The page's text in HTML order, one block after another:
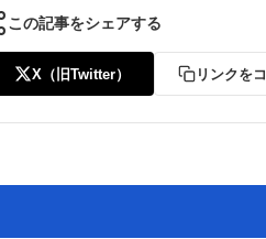
この記事をシェアする
X（旧Twitter） リンクを